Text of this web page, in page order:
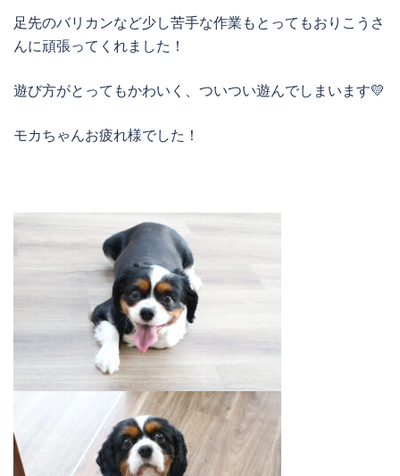
足先のバリカンなど少し苦手な作業もとってもおりこうさ
んに頑張ってくれました！
遊び方がとってもかわいく、ついつい遊んでしまいます💛
モカちゃんお疲れ様でした！